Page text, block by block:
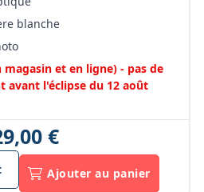
blanche
et en ligne) - pas de
avant l'éclipse du 12 août
€
Ajouter au panier